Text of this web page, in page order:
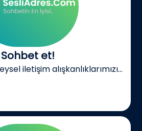
Sohbet et!
iletişim alışkanlıklarımızı...